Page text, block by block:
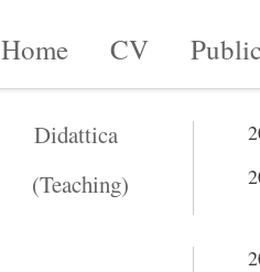
Home CV
Didattica
(Teaching)